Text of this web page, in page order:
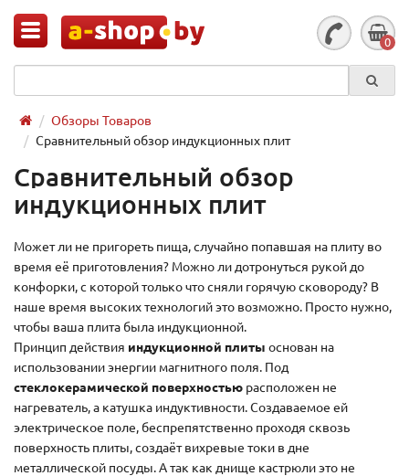
0
Обзоры Товаров
Сравнительный обзор индукционных плит
Сравнительный обзор
индукционных плит
Может ли не пригореть пища, случайно попавшая на плиту во
время её приготовления? Можно ли дотронуться рукой до
конфорки, с которой только что сняли горячую сковороду? В
наше время высоких технологий это возможно. Просто нужно,
чтобы ваша плита была индукционной.
Принцип действия индукционной плиты основан на
использовании энергии магнитного поля. Под
стеклокерамической поверхностью расположен не
нагреватель, а катушка индуктивности. Создаваемое ей
электрическое поле, беспрепятственно проходя сквозь
поверхность плиты, создаёт вихревые токи в дне
металлической посуды. А так как днище кастрюли это не